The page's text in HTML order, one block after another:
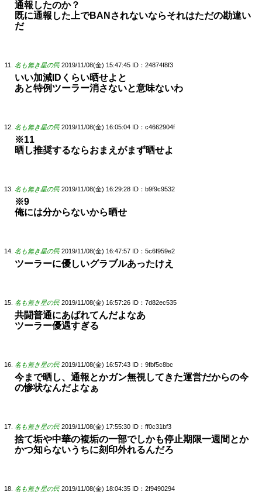
通報したのか？
既に通報した上でBANされないならそれはただの勘違い
だ
名も無き星の民 2019/11/08(金) 15:47:45 ID：24874f8f3
いい加減IDくらい晒せよと
あと特例ツーラー消さないと意味ないわ
名も無き星の民 2019/11/08(金) 16:05:04 ID：c4662904f
※11
晒し推奨するならおまえがまず晒せよ
名も無き星の民 2019/11/08(金) 16:29:28 ID：b9f9c9532
※9
俺には分からないから晒せ
名も無き星の民 2019/11/08(金) 16:47:57 ID：5c6f959e2
ツーラーに優しいグラブルあったけえ
名も無き星の民 2019/11/08(金) 16:57:26 ID：7d82ec535
共闘普通にあばれてんだよなあ
ツーラー優遇すぎる
名も無き星の民 2019/11/08(金) 16:57:43 ID：9fbf5c8bc
今まで晒し、通報とかガン無視してきた運営だからの今
の惨状なんだよなぁ
名も無き星の民 2019/11/08(金) 17:55:30 ID：ff0c31bf3
捨て垢や中華の複垢の一部でしかも停止期限一週間とか
かつ知らないうちに刻印外れるんだろ
名も無き星の民 2019/11/08(金) 18:04:35 ID：2f9490294